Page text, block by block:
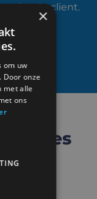
du client.
×
om uw
Door onze
met alle
ons